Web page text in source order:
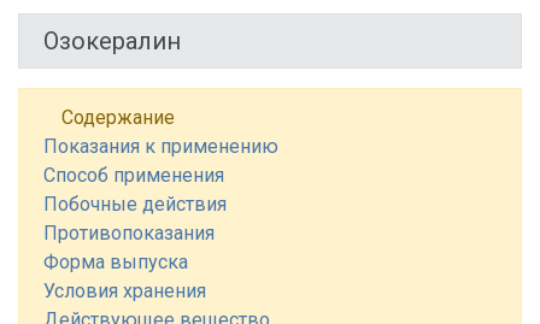
Озокералин
Содержание
Показания к применению
Способ применения
Побочные действия
Противопоказания
Форма выпуска
Условия хранения